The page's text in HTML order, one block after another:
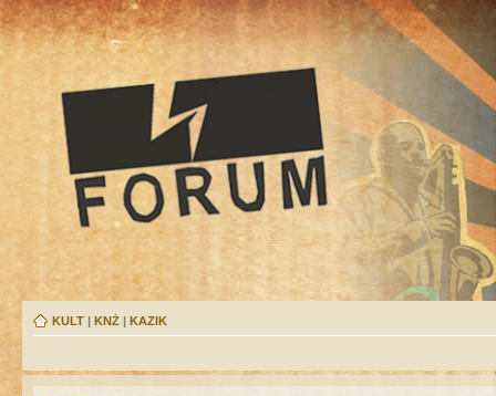
KULT | KNŻ | KAZIK